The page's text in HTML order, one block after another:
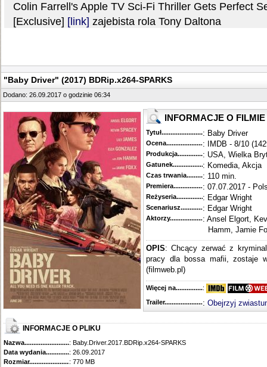
"Baby Driver" (2017) BDRip.x264-SPARKS
Dodano: 26.09.2017 o godzinie 06:34
INFORMACJE O FILMIE
Tytuł............................................
: Baby Driver
Ocena.............................................
: IMDB - 8/10
Produkcja.........................................
: USA, Wielka
Gatunek...........................................
: Komedia, Akcja
Czas trwania......................................
: 110 min.
Premiera..........................................
: 07.07.2017 -
Reżyseria........................................
: Edgar Wright
Scenariusz........................................
: Edgar Wright
Aktorzy...........................................
: Ansel Elgort,
Hamm, Jamie
OPIS: Chcący zerwać z
pracy dla bossa mafii, zostaje
(filmweb.pl)
Więcej na........................................
:
Trailer...........................................
: Obejrzyj
INFORMACJE O PLIKU
Nazwa.............................................: Baby.Driver.2017.BDRip.x264-SPARKS
Data wydania......................................
: 26.09.2017
Rozmiar...........................................
: 770 MB